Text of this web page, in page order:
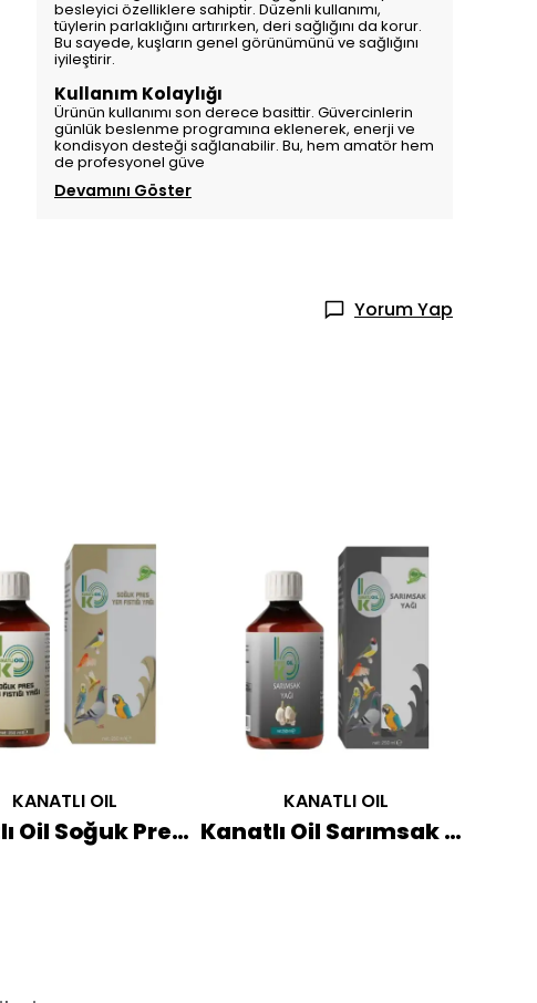
besleyici özelliklere sahiptir. Düzenli kullanımı,
tüylerin parlaklığını artırırken, deri sağlığını da korur.
Bu sayede, kuşların genel görünümünü ve sağlığını
iyileştirir.
Kullanım Kolaylığı
Ürünün kullanımı son derece basittir. Güvercinlerin
günlük beslenme programına eklenerek, enerji ve
kondisyon desteği sağlanabilir. Bu, hem amatör hem
de profesyonel güve
Devamını Göster
Yorum Yap
KANATLI OIL
Kanatlı Oil Soğuk Pres Yer Fıstığı Yağı 250 ML
KANATLI OIL
Kanatlı Oil Sarımsak Yağı 250 ML